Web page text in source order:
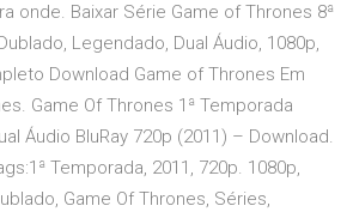
onde. Baixar Série Game of Thrones 8ª
Legendado, Dual Áudio, 1080p,
Download Game of Thrones Em
Game Of Thrones 1ª Temporada
Áudio BluRay 720p (2011) – Download.
Temporada, 2011, 720p. 1080p,
Game Of Thrones, Séries,